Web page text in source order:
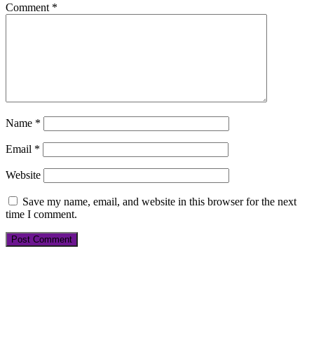
Comment *
Name *
Email *
Website
Save my name, email, and website in this browser for the next
time I comment.